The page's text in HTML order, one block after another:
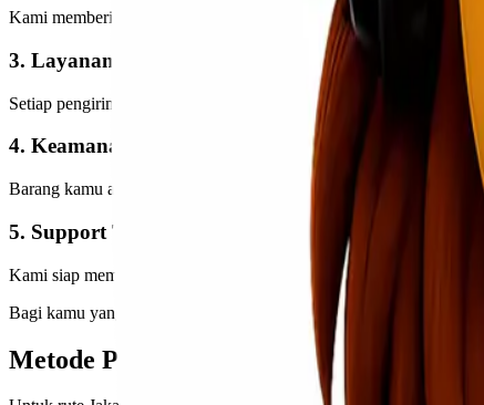
Kami memberikan estimasi pengiriman yang realistis dan terukur.
3. Layanan Fleksibel
Setiap pengiriman bisa memiliki kebutuhan berbeda. Kami
4. Keamanan Barang Terjaga
Barang kamu akan melalui proses pengecekan dan penanganan
5. Support Tim Responsif
Kami siap membantu menjawab pertanyaan, memberikan
Bagi kamu yang memiliki bisnis distribusi dari Jakarta ke Tanjung
Metode Pengiriman yang Cocok untuk